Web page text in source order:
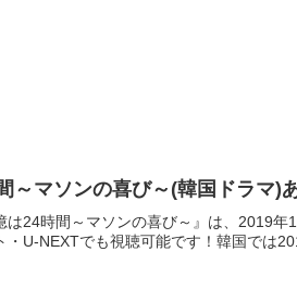
～マソンの喜び～(韓国ドラマ)
は24時間～マソンの喜び～』は、2019
・U-NEXTでも視聴可能です！韓国では